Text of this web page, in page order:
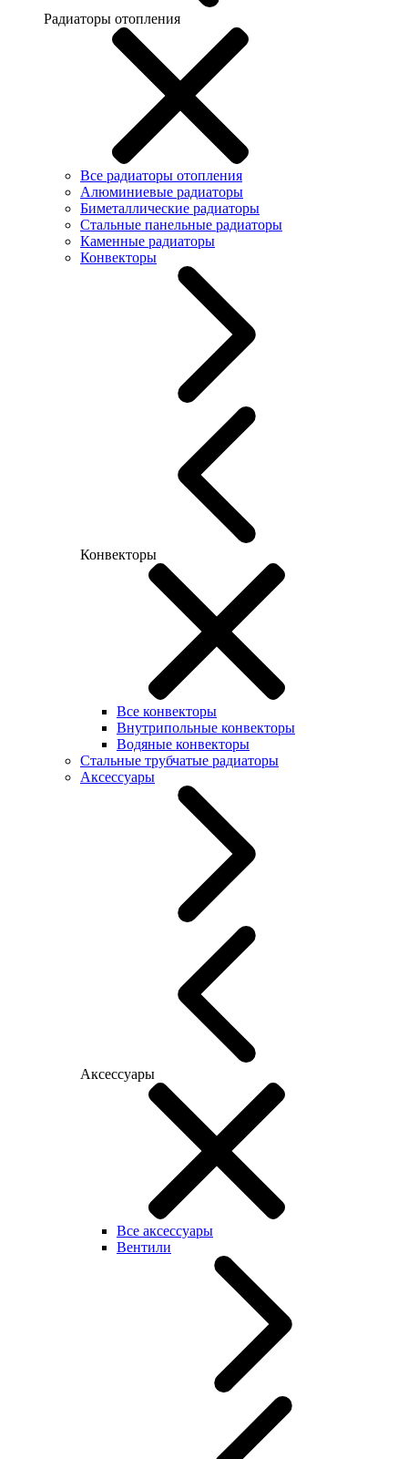
Радиаторы отопления
Все радиаторы отопления
Алюминиевые радиаторы
Биметаллические радиаторы
Стальные панельные радиаторы
Каменные радиаторы
Конвекторы
Конвекторы
Все конвекторы
Внутрипольные конвекторы
Водяные конвекторы
Стальные трубчатые радиаторы
Аксессуары
Аксессуары
Все аксессуары
Вентили